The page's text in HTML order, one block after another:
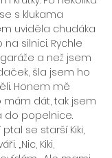
s klukama
uviděla chudáka
silnici. Rychle
a než jsem
šla jsem ho
Honem mě
dát, tak jsem
do popelnice.
ptal se starší Kiki,
„Nic, Kiki,